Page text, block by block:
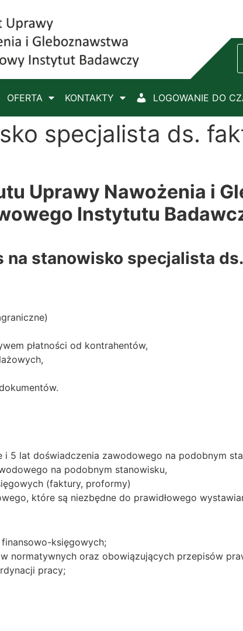
OFERTA KONTAKTY LOGOWANIE DO
specjalista ds.
Uprawy Nawożenia i
Instytutu
na stanowisko specjalista
płatności od kontrahentów,
i 5 lat doświadczenia zawodowego na podobnym
na podobnym stanowisku,
(faktury, proformy)
które są niezbędne do prawidłowego
księgowych;
normatywnych oraz obowiązujących przepisów
pracy;